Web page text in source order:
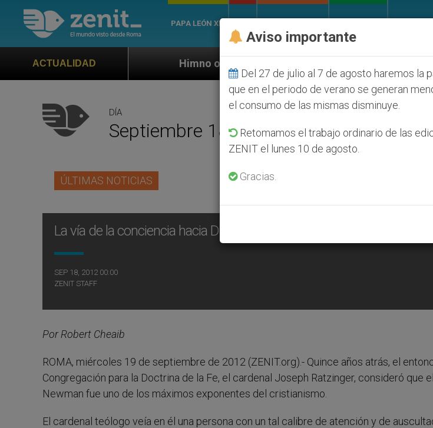
PAPA LEÓN XIV
ACTUALIDADHimno oficial de la Jornada Mundial de la Juventud Seúl 2027
DÍA
Septiembre 18th, 2012
ÚLTIMAS NOTICIAS
La vía de la conciencia hacia Dios, según el beato John Henry
SEP 18, 2012 00:00
ZENIT STAFF
Por Robert Cheaib
ROMA, miércoles 19 de septiembre de 2012 (ZENIT.org).- Quince años atrás, el
Congregación para la Doctrina de la Fe, el cardenal Joseph Ratzinger, consideró que
Newman fue uno de los máximos exponentes del cristianismo.
El cardenal teólogo veía en él una persona con un tal calibre de atención y de
Aviso importante
Del 27 de julio al 7 de agosto haremos la
que en el periodo de verano se generan
el consumo de las mismas disminuye.
Retomamos el trabajo ordinario de las
ZENIT el lunes 10 de agosto.
Gracias.